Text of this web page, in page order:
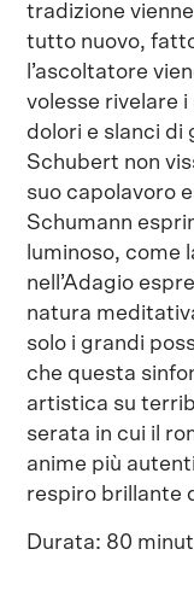
tradizione
tutto nuovo,
l’ascoltatore
volesse rivelare
dolori e slanci di
Schubert non
suo capolavoro
Schumann
luminoso, come
nell’Adagio
natura
solo i grandi
che questa
artistica su
serata in cui il
anime più
respiro brillante
Durata: 80